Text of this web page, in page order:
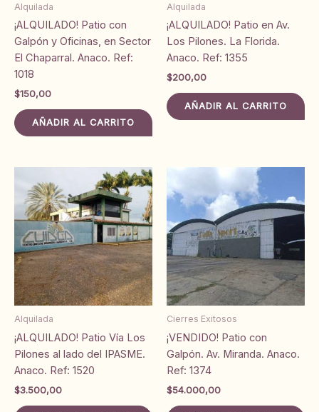
Alquilada
¡ALQUILADO! Patio con
Galpón y Oficinas, en Sector
El Chaparral. Anaco. Ref:
1018
$150,00
AÑADIR AL CARRITO
Alquilada
¡ALQUILADO! Patio en Av.
Los Pilones. La Florida.
Anaco. Ref: 1355
$200,00
AÑADIR AL CARRITO
Alquilada
¡ALQUILADO! Patio Vía Los
Pilones al lado del IPASME.
Anaco. Ref: 1520
$3.500,00
Cierres Exitosos
¡VENDIDO! Patio con
Galpón. Av. Miranda. Anaco.
Ref: 1374
$54.000,00